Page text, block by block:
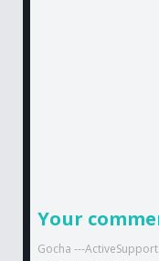
Your
Gocha ---